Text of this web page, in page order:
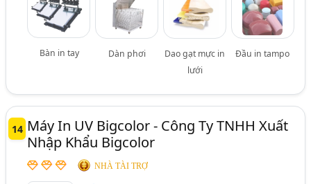
Bàn in tay Dàn phơi
Dao gạt mực in
lưới
Đầu in tampo
14 Máy In UV Bigcolor - Công Ty TNHH Xuất
Nhập Khẩu Bigcolor
NHÀ TÀI TRỢ